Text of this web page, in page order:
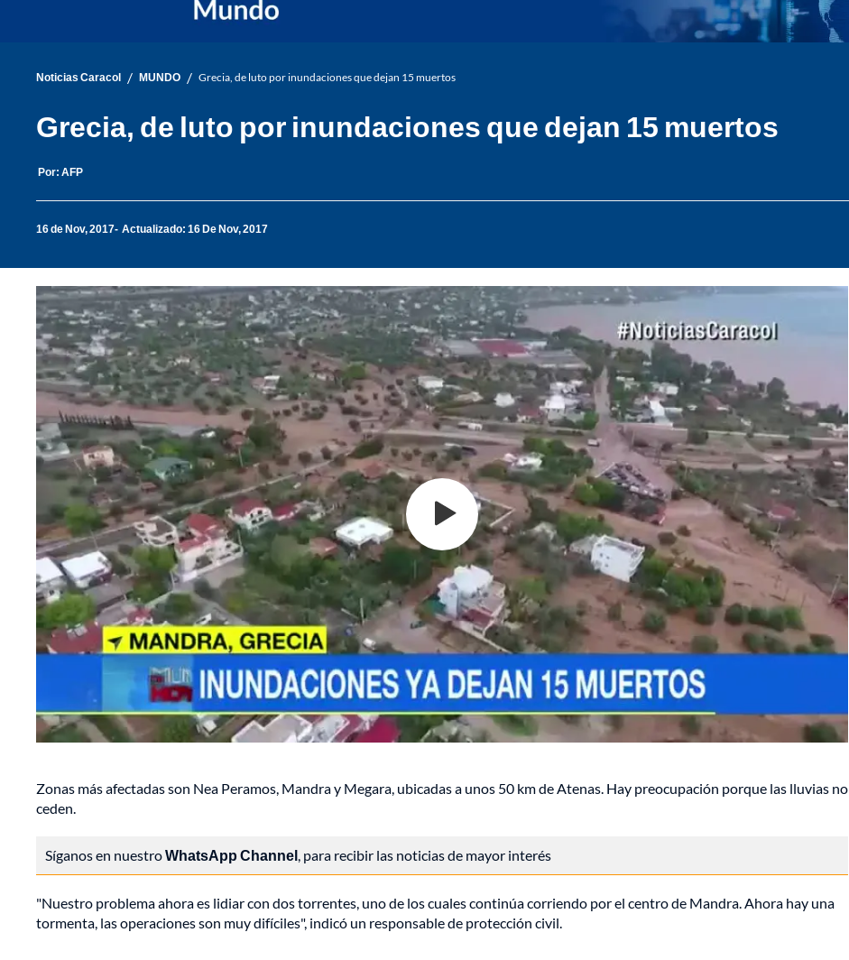
Noticias Caracol / MUNDO / Grecia, de luto por inundaciones que dejan 15 muertos
Grecia, de luto por inundaciones que dejan 15 muertos
Por: AFP
16 de Nov, 2017 Actualizado: 16 De Nov, 2017
Zonas más afectadas son Nea Peramos, Mandra y Megara, ubicadas a unos 50 km de Atenas. Hay preocupación porque las lluvias no
ceden.
Síganos en nuestroWhatsApp Channel, para recibir las noticias de mayor interés
"Nuestro problema ahora es lidiar con dos torrentes, uno de los cuales continúa corriendo por el centro de Mandra. Ahora hay una
tormenta, las operaciones son muy difíciles", indicó un responsable de protección civil.